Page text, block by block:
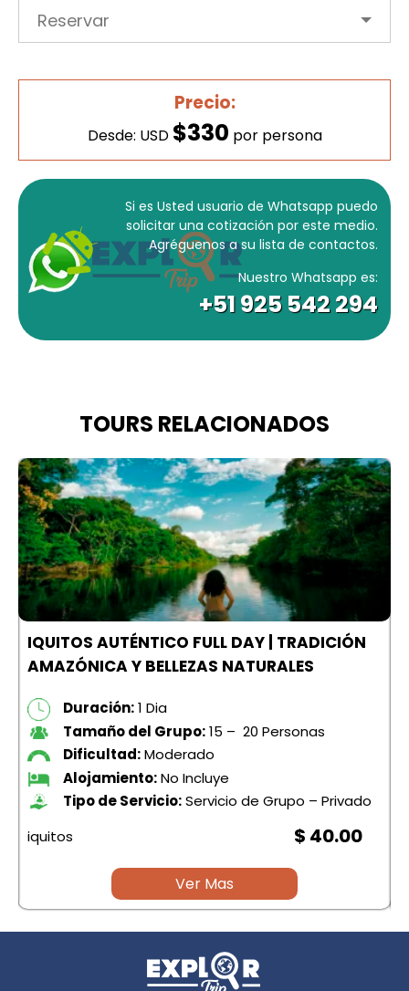
Reservar
Precio:
Desde: USD $330 por persona
Si es Usted usuario de Whatsapp puedo
solicitar una cotización por este medio.
Agréguenos a su lista de contactos.
Nuestro Whatsapp es:
+51 925 542 294
TOURS RELACIONADOS
IQUITOS AUTÉNTICO FULL DAY | TRADICIÓN
AMAZÓNICA Y BELLEZAS NATURALES
Duración:1 Dia
Tamaño del Grupo:15 – 20 Personas
Dificultad:Moderado
Alojamiento:No Incluye
Tipo de Servicio:Servicio de Grupo – Privado
iquitos
$ 40.00
Ver Mas